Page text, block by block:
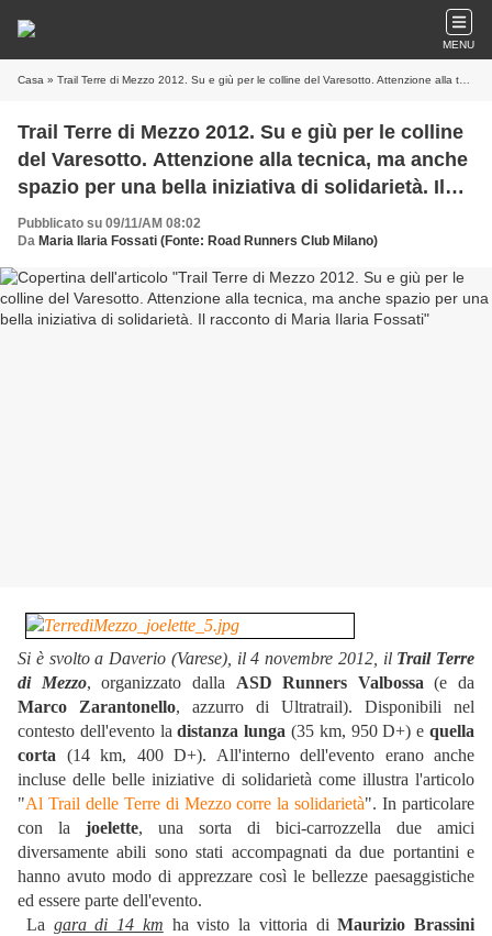
MENU
Casa » Trail Terre di Mezzo 2012. Su e giù per le colline del Varesotto. Attenzione alla tecnica, ma anche spazio per una bella iniziativa di solidarietà. Il racconto di Maria Ilaria Fossati
Trail Terre di Mezzo 2012. Su e giù per le colline
del Varesotto. Attenzione alla tecnica, ma anche
spazio per una bella iniziativa di solidarietà. Il
racconto di Maria Ilaria Fossati
Pubblicato su 09/11/AM 08:02
Da Maria Ilaria Fossati (Fonte: Road Runners Club Milano)
Si è svolto a Daverio (Varese), il 4 novembre 2012, il Trail Terre
di Mezzo, organizzato dalla ASD Runners Valbossa (e da
Marco Zarantonello, azzurro di Ultratrail). Disponibili nel
contesto dell'evento ladistanza lunga (35 km, 950 D+) equella
corta (14 km, 400 D+). All'interno dell'evento erano anche
incluse delle belle iniziative di solidarietà come illustra l'articolo
"Al Trail delle Terre di Mezzo corre la solidarietà". In particolare
con la joelette, una sorta di bici-carrozzella due amici
diversamente abili sono stati accompagnati da due portantini e
hanno avuto modo di apprezzare così le bellezze paesaggistiche
ed essere parte dell'evento.
La gara di 14 km ha visto la vittoria diMaurizio Brassini